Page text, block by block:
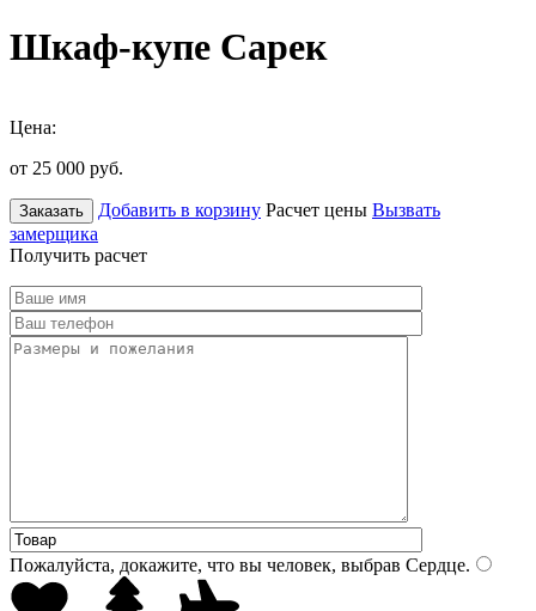
Шкаф-купе Сарек
Цена:
от 25 000 руб.
Заказать Добавить в корзину Расчет цены Вызвать
замерщика
Получить расчет
Пожалуйста, докажите, что вы человек, выбрав Сердце.